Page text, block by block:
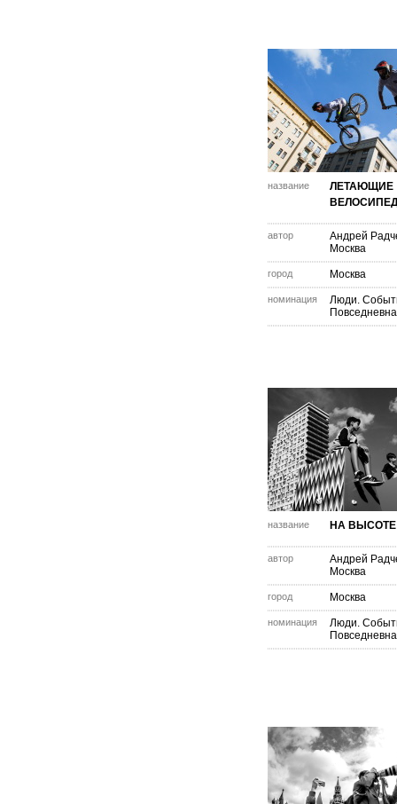
название
ЛЕТАЮЩИЕ
автор
Андрей
Москва
город Москва
номинация
Люди.
название НА ВЫСОТЕ
автор
Андрей
Москва
город Москва
номинация
Люди.